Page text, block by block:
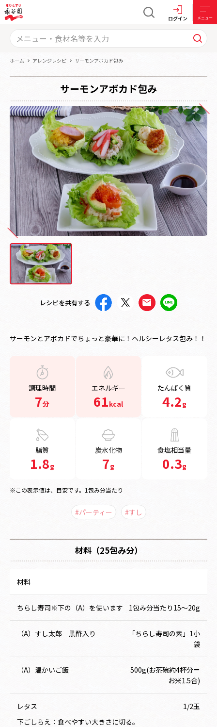
ログイン メニュー
ホーム アレンジレシピ サーモンアボカド包み
サーモンアボカド包み
レシピを共有する
サーモンとアボカドでちょっと豪華に！ヘルシーレタス包み！！
調理時間
7分
エネルギー
61kcal
たんぱく質
4.2g
脂質
1.8g
炭水化物
7g
食塩相当量
0.3g
※この表示値は、目安です。1包み分当たり
#パーティー #すし
材料（25包み分）
材料
ちらし寿司※下の（A）を使います 1包み分当たり15～20g
（A）すし太郎 黒酢入り
「ちらし寿司の素」1小
袋
（A）温かいご飯
500g(お茶碗約4杯分＝
お米1.5合)
レタス
1/2玉
下ごしらえ：食べやすい大きさに切る。